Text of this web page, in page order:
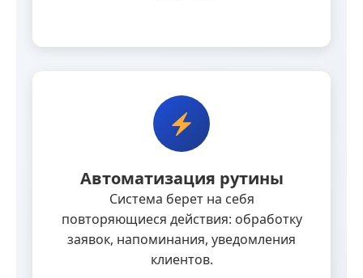
Автоматизация рутины
Система берет на себя
повторяющиеся действия: обработку
заявок, напоминания, уведомления
клиентов.